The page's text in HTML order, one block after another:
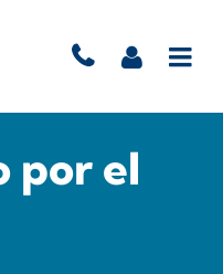
por el